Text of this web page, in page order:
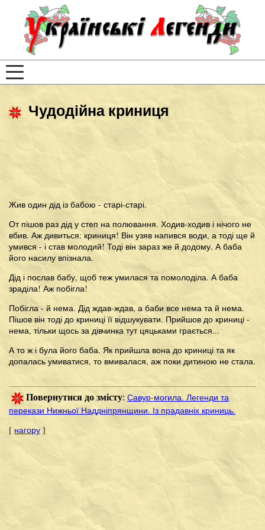
Чудодійна криниця
Жив один дід із бабою - старі-старі.
От пішов раз дід у степ на полювання. Ходив-ходив і нічого не
вбив. Аж дивиться: криниця! Він узяв напився води, а тоді ще й
умився - і став молодий! Тоді він зараз же й додому. А баба
його насилу впізнала.
Дід і послав бабу, щоб теж умилася та помолоділа. А баба
зраділа! Аж побігла!
Побігла - й нема. Дід ждав-ждав, а баби все нема та й нема.
Пішов він тоді до криниці її відшукувати. Прийшов до криниці -
нема, тільки щось за дівчинка тут цяцьками грається...
А то ж і була його баба. Як прийшла вона до криниці та як
допалась умиватися, то вмивалася, аж поки дитиною не стала.
Повернутися до змісту: Савур-могила. Легенди та
перекази Нижньої Наддніпрянщини. Із прадавніх криниць.
[ нагору ]